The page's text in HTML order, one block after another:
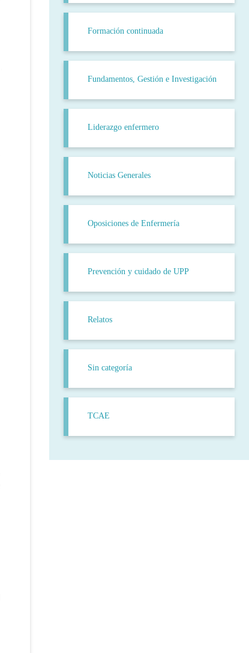
Formación continuada
Fundamentos, Gestión e Investigación
Liderazgo enfermero
Noticias Generales
Oposiciones de Enfermería
Prevención y cuidado de UPP
Relatos
Sin categoría
TCAE